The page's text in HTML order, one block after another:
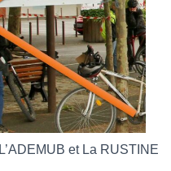
L’ADEMUB et La RUSTINE